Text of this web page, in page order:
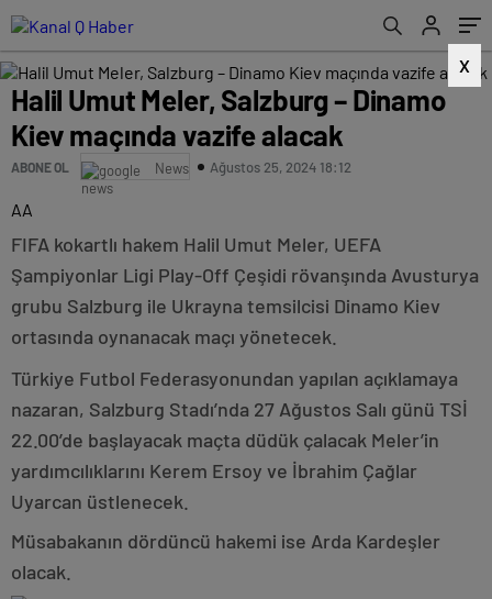
X
Halil Umut Meler, Salzburg – Dinamo
Kiev maçında vazife alacak
ABONE OL News Ağustos 25, 2024 18:12
AA
FIFA kokartlı hakem Halil Umut Meler, UEFA
Şampiyonlar Ligi Play-Off Çeşidi rövanşında Avusturya
grubu Salzburg ile Ukrayna temsilcisi Dinamo Kiev
ortasında oynanacak maçı yönetecek.
Türkiye Futbol Federasyonundan yapılan açıklamaya
nazaran, Salzburg Stadı’nda 27 Ağustos Salı günü TSİ
22.00’de başlayacak maçta düdük çalacak Meler’in
yardımcılıklarını Kerem Ersoy ve İbrahim Çağlar
Uyarcan üstlenecek.
Müsabakanın dördüncü hakemi ise Arda Kardeşler
olacak.